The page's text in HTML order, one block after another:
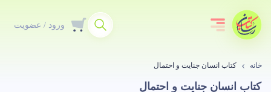
ورود / عضویت
خانه کتاب انسان جنایت و احتمال
کتاب انسان جنایت و احتمال